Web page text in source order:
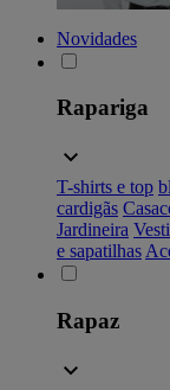
Novidades
Rapariga
T-shirts e top
cardigãs
Jardineira
e sapatilhas
Rapaz